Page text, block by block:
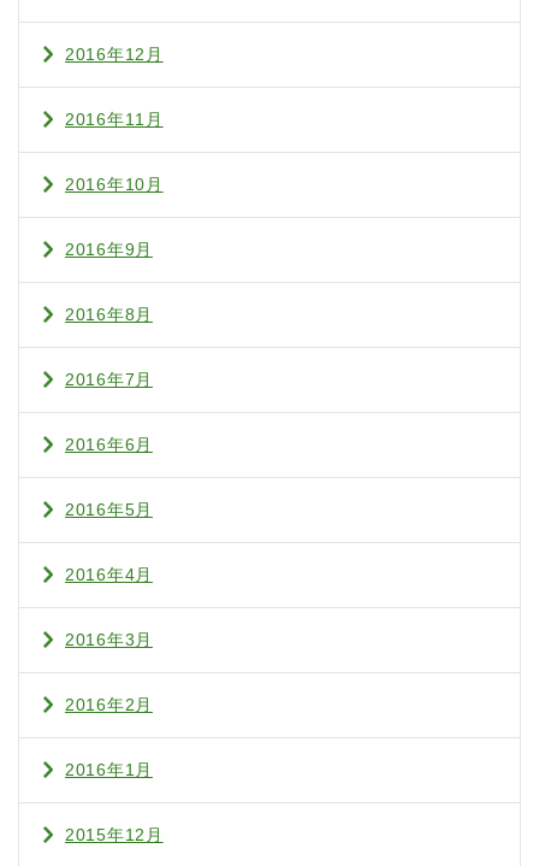
2016年12月
2016年11月
2016年10月
2016年9月
2016年8月
2016年7月
2016年6月
2016年5月
2016年4月
2016年3月
2016年2月
2016年1月
2015年12月